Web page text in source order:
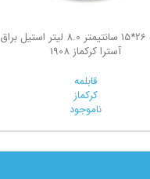
قابلمه 26*15 سانتیمتر 8.0 لیتر استیل براق
آسترا کرکماز 1908
قابلمه
کرکماز
ناموجود